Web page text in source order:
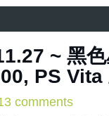
~ 黑
PS Vita
comments